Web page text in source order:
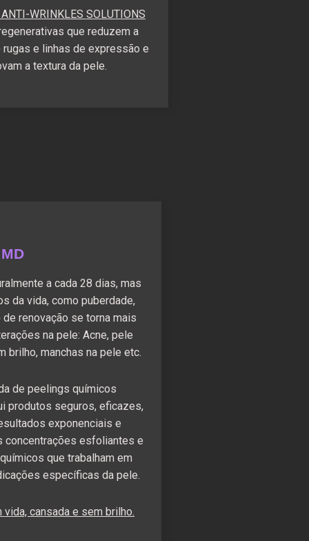
WRINKLES SOLUTIONS
que reduzem a
rugas e linhas de expressão e
a textura da pele.
a cada 28 dias, mas
da vida, como puberdade,
renovação se torna mais
na pele: Acne, pele
brilho, manchas na pele etc.
de peelings químicos
produtos seguros, eficazes,
exponenciais e
concentrações esfoliantes e
que trabalham em
específicas da pele.
cansada e sem brilho.